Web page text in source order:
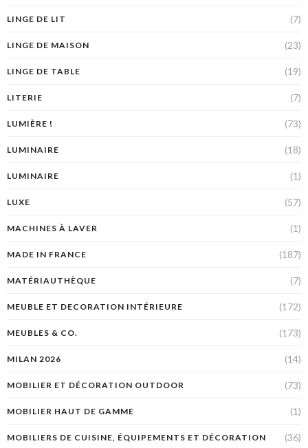
LINGE DE LIT (7)
LINGE DE MAISON (23)
LINGE DE TABLE (19)
LITERIE (7)
LUMIÈRE ! (73)
LUMINAIRE (18)
LUMINAIRE (1)
LUXE (57)
MACHINES À LAVER (1)
MADE IN FRANCE (187)
MATÉRIAUTHÈQUE (7)
MEUBLE ET DECORATION INTÉRIEURE (172)
MEUBLES & CO. (173)
MILAN 2026 (14)
MOBILIER ET DÉCORATION OUTDOOR (73)
MOBILIER HAUT DE GAMME (1)
MOBILIERS DE CUISINE, ÉQUIPEMENTS ET DÉCORATION (36)